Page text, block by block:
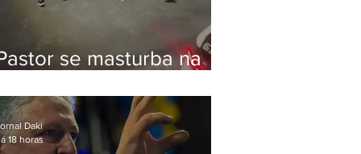
se masturba na
na Zona Oeste
Daki
18 horas